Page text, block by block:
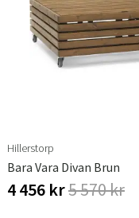
Haveredskaber
Entrémøbler
Hillerstorp
Bara Vara Divan Brun
4 456 kr5 570 kr